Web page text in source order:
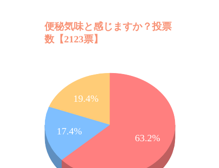
便秘気味と感じますか？投票
数【2123票】
19.4%
17.4%
63.2%